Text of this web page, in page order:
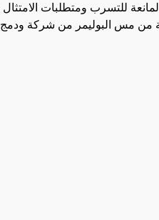
للتسرب ومتطلبات الامتثال
من مس البوليمر من شركة ودمج